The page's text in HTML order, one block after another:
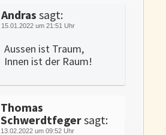
Andras sagt:
15.01.2022 um 21:51 Uhr
Aussen ist Traum,
Innen ist der Raum!
Thomas
Schwerdtfegersagt:
13.02.2022 um 09:52 Uhr